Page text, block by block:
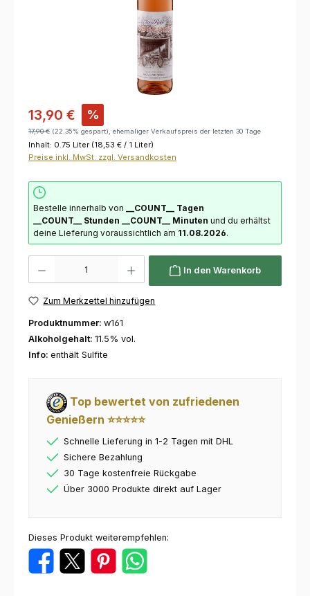
13,90 € %
17,90 € (22.35% gespart), ehemaliger Verkaufspreis der letzten 30 Tage
Inhalt: 0.75 Liter (18,53 € / 1 Liter)
Preise inkl. MwSt. zzgl. Versandkosten
Bestelle innerhalb von
__COUNT__ Tagen
__COUNT__ Stunden
__COUNT__ Minuten und du erhältst
deine Lieferung voraussichtlich am 11.08.2026.
In den Warenkorb
Zum Merkzettel hinzufügen
Produktnummer: w161
Alkoholgehalt: 11.5% vol.
Info: enthält Sulfite
Top bewertet von zufriedenen
Genießern ⭐⭐⭐⭐⭐
Schnelle Lieferung in 1-2 Tagen mit DHL
Sichere Bezahlung
30 Tage kostenfreie Rückgabe
Über 3000 Produkte direkt auf Lager
Dieses Produkt weiterempfehlen: